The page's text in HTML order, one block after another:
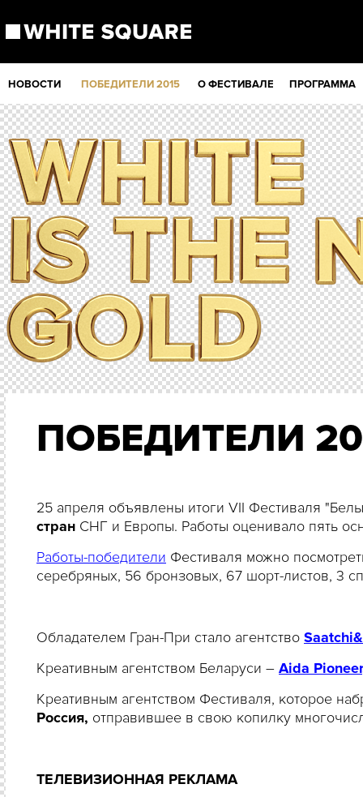
НОВОСТИ ПОБЕДИТЕЛИ 2015 О ФЕСТИВАЛЕ ПРОГРАММА
ПОБЕДИТЕЛИ
25 апреля объявлены итоги VII Фестиваля
стран СНГ и Европы. Работы оценивало пять
Работы-победители Фестиваля можно
серебряных, 56 бронзовых, 67 шорт-листов, 3
Обладателем Гран-При стало агентство
Креативным агентством Беларуси – Aida Pioneer
Креативным агентством Фестиваля, которое
Россия, отправившее в свою копилку
ТЕЛЕВИЗИОННАЯ РЕКЛАМА